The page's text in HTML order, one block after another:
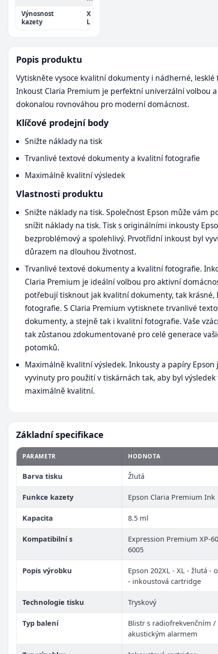
Výnosnost
kazety
X
L
Popis produktu
Vytiskněte vysoce kvalitní dokumenty i nádherné, lesklé
Inkoust Claria Premium je perfektní univerzální volbou a
dokonalou rovnováhou pro moderní domácnost.
Klíčové prodejní body
Snižte náklady na tisk
Trvanlivé textové dokumenty a kvalitní fotografie
Maximálně kvalitní výsledek
Vlastnosti produktu
Snižte náklady na tisk. Společnost Epson může vám
snížit náklady na tisk. Tisk s originálními inkousty
bezproblémový a spolehlivý. Prvotřídní inkoust byl
důrazem na dlouhou životnost.
Trvanlivé textové dokumenty a kvalitní fotografie.
Claria Premium je ideální volbou pro aktivní
potřebují tisknout jak kvalitní dokumenty, tak krásné,
fotografie. S Claria Premium vytisknete trvanlivé
dokumenty, a stejně tak i kvalitní fotografie. Vaše
tak zůstanou zdokumentované pro celé generace
potomků.
Maximálně kvalitní výsledek. Inkousty a papíry Epson
vyvinuty pro použití v tiskárnách tak, aby byl výsledek
maximálně kvalitní.
Základní specifikace
PARAMETR HODNOTA
Barva tisku Žlutá
Funkce kazety Epson Claria Premium Ink
Kapacita 8.5 ml
Kompatibilní s
Expression Premium XP-
6005
Popis výrobku
Epson 202XL - XL - žlutá -
- inkoustová cartridge
Technologie tisku Tryskový
Typ balení
Blistr s radiofrekvenčním /
akustickým alarmem